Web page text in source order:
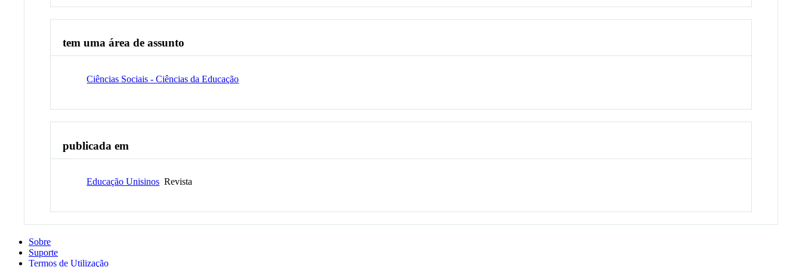
tem uma área de assunto
Ciências Sociais - Ciências da Educação
publicada em
Educação Unisinos Revista
Sobre
Suporte
Termos de Utilização